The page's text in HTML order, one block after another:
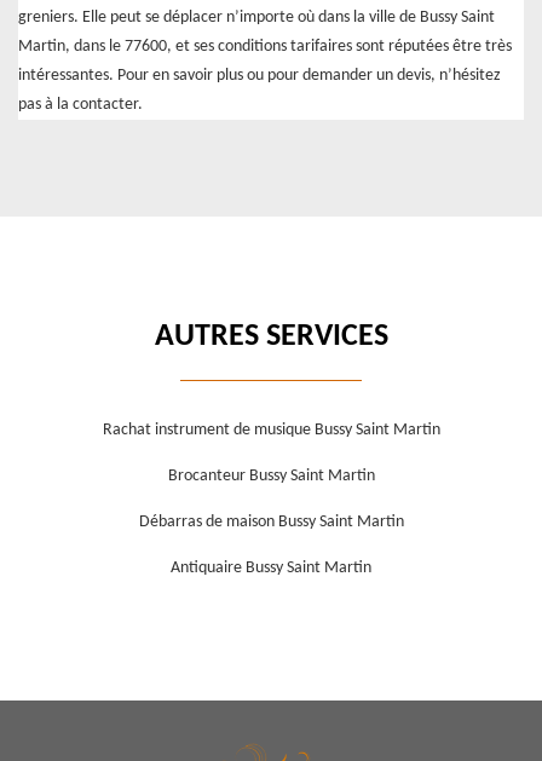
greniers. Elle peut se déplacer n’importe où dans la ville de Bussy Saint
Martin, dans le 77600, et ses conditions tarifaires sont réputées être très
intéressantes. Pour en savoir plus ou pour demander un devis, n’hésitez
pas à la contacter.
AUTRES SERVICES
Rachat instrument de musique Bussy Saint Martin
Brocanteur Bussy Saint Martin
Débarras de maison Bussy Saint Martin
Antiquaire Bussy Saint Martin